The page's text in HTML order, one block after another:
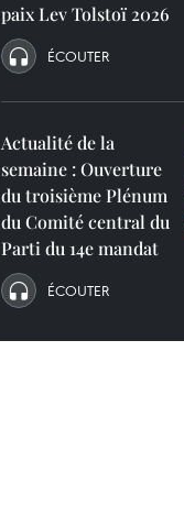
paix Lev Tolstoï 2026
ÉCOUTER
Actualité de la
semaine : Ouverture
du troisième Plénum
du Comité central du
Parti du 14e mandat
ÉCOUTER